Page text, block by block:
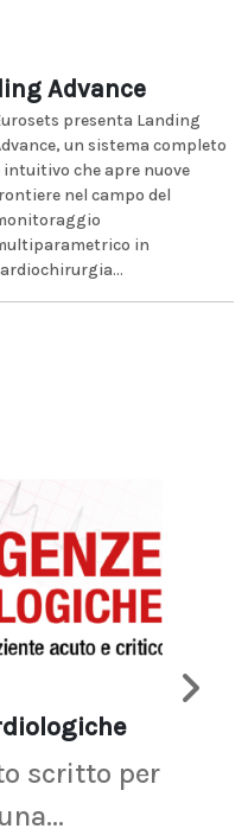
Advance
presenta Landing
un sistema completo
intuitivo che apre nuove
nel campo del
in
scritto per